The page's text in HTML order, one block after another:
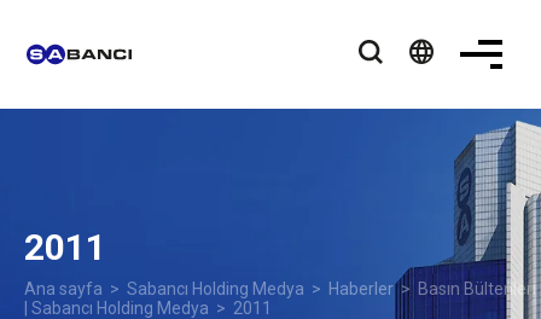
language
2011
Ana sayfa > Sabancı Holding Medya > Haberler> Basın Bültenleri
| Sabancı Holding Medya > 2011